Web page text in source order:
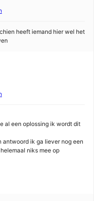
heeft iemand hier wel het
al een oplossing ik wordt dit
antwoord ik ga liever nog een
niks mee op